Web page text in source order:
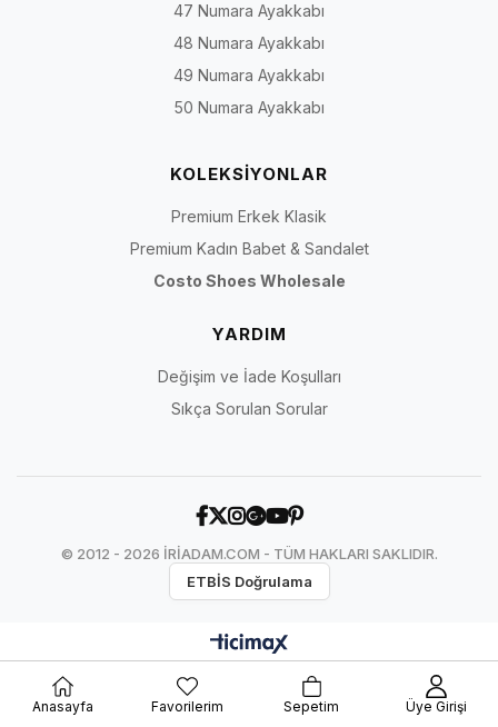
47 Numara Ayakkabı
48 Numara Ayakkabı
49 Numara Ayakkabı
50 Numara Ayakkabı
KOLEKSİYONLAR
Premium Erkek Klasik
Premium Kadın Babet & Sandalet
Costo Shoes Wholesale
YARDIM
Değişim ve İade Koşulları
Sıkça Sorulan Sorular
© 2012 - 2026 İRİADAM.COM - TÜM HAKLARI SAKLIDIR.
ETBİS Doğrulama
Anasayfa Favorilerim Sepetim Üye Girişi